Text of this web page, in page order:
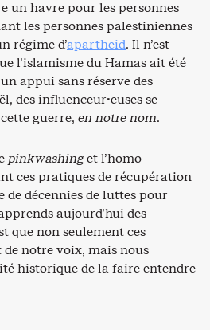
un havre pour les personnes
les personnes palestiniennes
régime d’apartheid. Il n’est
l’islamisme du Hamas ait été
appui sans réserve des
des influenceur·euses se
guerre, en notre nom.
pinkwashinget l’homo-
ces pratiques de récupération
décennies de luttes pour
aujourd’hui des
que non seulement ces
notre voix, mais nous
historique de la faire entendre